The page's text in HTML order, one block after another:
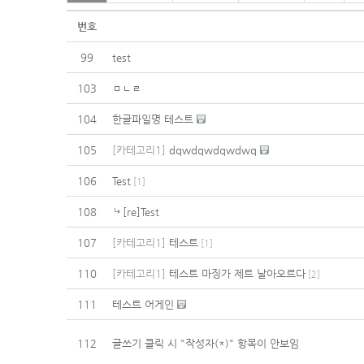
번호
99 test
103 ㅁㄴㄹ
104 한글파일명 테스트
105 [카테고리1] dqwdqwdqwdwq
106 Test [1 ]
108 [re]Test
107 [카테고리1] 테스트 [1 ]
110 [카테고리1] 테스트 마징가 제트 날아오르다 [2]
111 테스트 어게인
112 글쓰기 클릭 시 "작성자(*)" 항목이 안보임